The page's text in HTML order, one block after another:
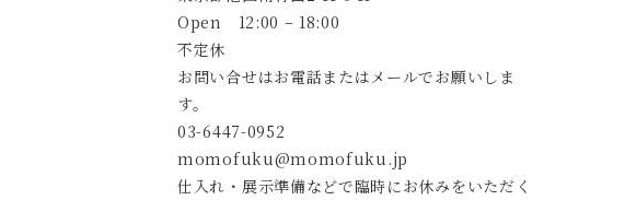
Open 12:00 – 18:00
不定休
お問い合せはお電話またはメールでお願いしま
す。
03-6447-0952
momofuku@momofuku.jp
仕入れ・展示準備などで臨時にお休みをいただく